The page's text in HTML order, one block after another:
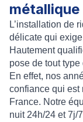
métallique
L’installation de
délicate qui
Hautement
pose de tout
En effet, nos
confiance qui est
France. Notre
nuit 24h/24 et 7j/